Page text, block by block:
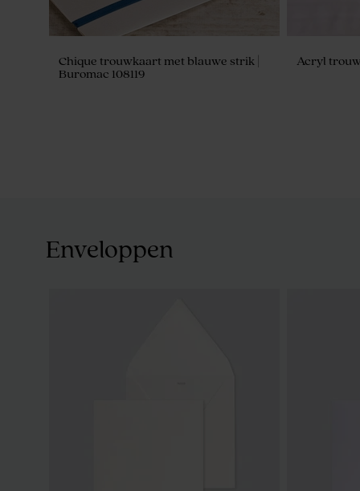
Chique trouwkaart met blauwe strik |
Buromac 108119
Acryl
Enveloppen